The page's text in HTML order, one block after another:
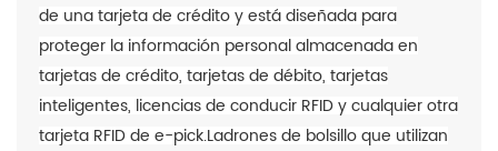
de una tarjeta de crédito y está diseñada para
proteger la información personal almacenada en
tarjetas de crédito, tarjetas de débito, tarjetas
inteligentes, licencias de conducir RFID y cualquier otra
tarjeta RFID de e-pick.Ladrones de bolsillo que utilizan